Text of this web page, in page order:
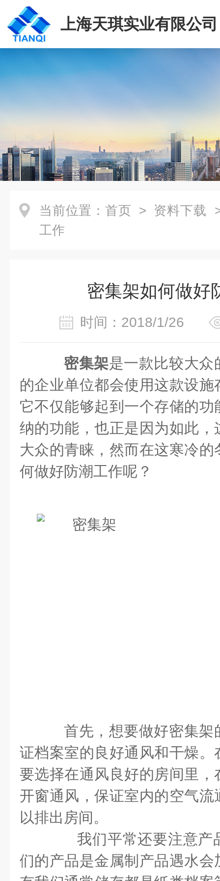
上海天琪实业有限公司
当前位置： 首页 > 资料下载
工作
密集架如何做好
时间：2018/1/26
密集架是一款比较大众
的企业单位都会使用这款设
它不仅能够起到一个存储的
纳的功能，也正是因为如此
大众的青睐，然而在这寒冷
何做好防潮工作呢？
首先，想要做好密集架
证档案室的良好通风和干燥
要选择在通风良好的房间里
开窗通风，保证室内的空气
以排出房间。
我们平常还要注意产
们的产品是金属制产品遇水